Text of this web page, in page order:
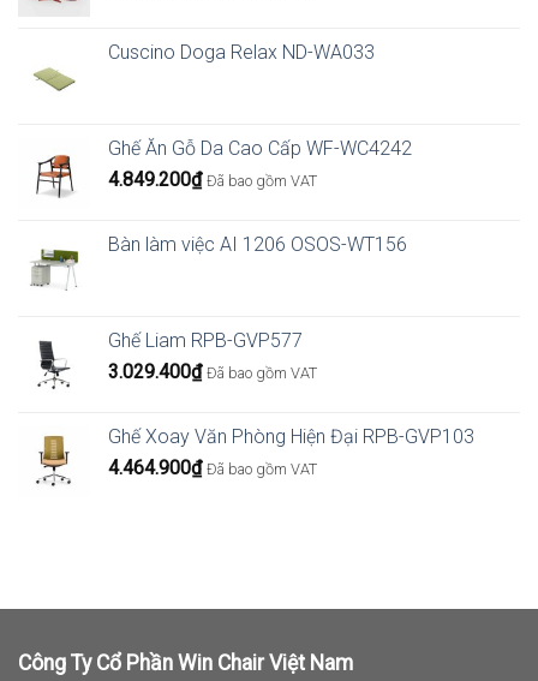
Cuscino Doga Relax ND-WA033
Ghế Ăn Gỗ Da Cao Cấp WF-WC4242
4.849.200₫ Đã bao gồm VAT
Bàn làm việc AI 1206 OSOS-WT156
Ghế Liam RPB-GVP577
3.029.400₫ Đã bao gồm VAT
Ghế Xoay Văn Phòng Hiện Đại RPB-GVP103
4.464.900₫ Đã bao gồm VAT
Công Ty Cổ Phần Win Chair Việt Nam